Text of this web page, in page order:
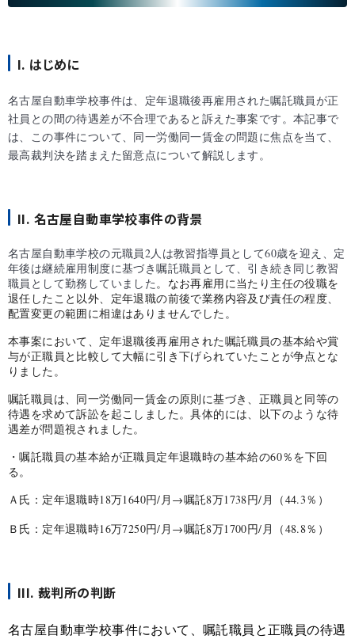
I. はじめに
名古屋自動車学校事件は、定年退職後再雇用された嘱託職員が正
社員との間の待遇差が不合理であると訴えた事案です。本記事で
は、この事件について、同一労働同一賃金の問題に焦点を当て、
最高裁判決を踏まえた留意点について解説します。
II. 名古屋自動車学校事件の背景
名古屋自動車学校の元職員2人は教習指導員として60歳を迎え、定
年後は継続雇用制度に基づき嘱託職員として、引き続き同じ教習
職員として勤務していました。なお再雇用に当たり主任の役職を
退任したこと以外、定年退職の前後で業務内容及び責任の程度、
配置変更の範囲に相違はありませんでした。
本事案において、定年退職後再雇用された嘱託職員の基本給や賞
与が正職員と比較して大幅に引き下げられていたことが争点とな
りました。
嘱託職員は、同一労働同一賃金の原則に基づき、正職員と同等の
待遇を求めて訴訟を起こしました。具体的には、以下のような待
遇差が問題視されました。
・嘱託職員の基本給が正職員定年退職時の基本給の60％を下回
る。
Ａ氏：定年退職時18万1640円/月→嘱託8万1738円/月（44.3％）
Ｂ氏：定年退職時16万7250円/月→嘱託8万1700円/月（48.8％）
III. 裁判所の判断
名古屋自動車学校事件において、嘱託職員と正職員の待遇